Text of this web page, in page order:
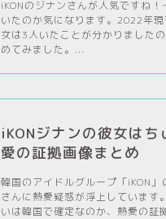
iKONのジナンさんが人気ですね
いたのか気になります。2022年
女は3人いたことが分かりました
めてみました。...
iKONジナンの彼女は
愛の証拠画像まとめ
韓国のアイドルグループ「iKON
さんに熱愛疑惑が浮上しています
いは韓国で確定なのか、熱愛の証